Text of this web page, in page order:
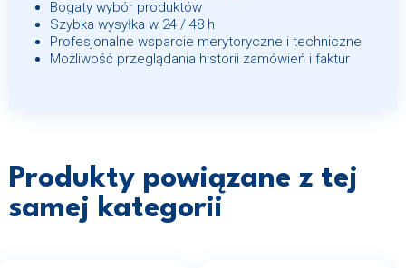
Bogaty wybór produktów
Szybka wysyłka w 24 / 48 h
Profesjonalne wsparcie merytoryczne i techniczne
Możliwość przeglądania historii zamówień i faktur
Produkty powiązane z tej
samej kategorii